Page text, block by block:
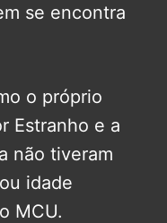
se encontra
o próprio
Estranho e a
não tiveram
idade
MCU.